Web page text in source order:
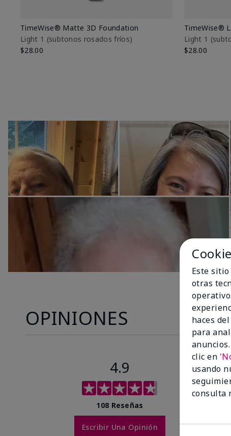
TimeWise® Matte 3D Foundation
Light 1​ (subtonos rosados fríos)
$28.00
TimeWise®
Light 1​
$28.00
OPINIONES
4.9
108 Reseñas
Escribir Una Opinión
Este sitio
otras
haces
para
clic en
usando
consulta